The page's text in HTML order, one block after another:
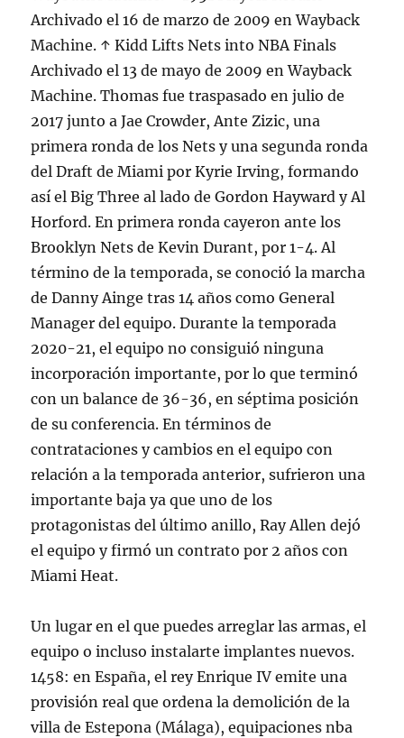
Archivado el 16 de marzo de 2009 en Wayback
Machine. ↑ Kidd Lifts Nets into NBA Finals
Archivado el 13 de mayo de 2009 en Wayback
Machine. Thomas fue traspasado en julio de
2017 junto a Jae Crowder, Ante Zizic, una
primera ronda de los Nets y una segunda ronda
del Draft de Miami por Kyrie Irving, formando
así el Big Three al lado de Gordon Hayward y Al
Horford. En primera ronda cayeron ante los
Brooklyn Nets de Kevin Durant, por 1-4. Al
término de la temporada, se conoció la marcha
de Danny Ainge tras 14 años como General
Manager del equipo. Durante la temporada
2020-21, el equipo no consiguió ninguna
incorporación importante, por lo que terminó
con un balance de 36-36, en séptima posición
de su conferencia. En términos de
contrataciones y cambios en el equipo con
relación a la temporada anterior, sufrieron una
importante baja ya que uno de los
protagonistas del último anillo, Ray Allen dejó
el equipo y firmó un contrato por 2 años con
Miami Heat.
Un lugar en el que puedes arreglar las armas, el
equipo o incluso instalarte implantes nuevos.
1458: en España, el rey Enrique IV emite una
provisión real que ordena la demolición de la
villa de Estepona (Málaga), equipaciones nba